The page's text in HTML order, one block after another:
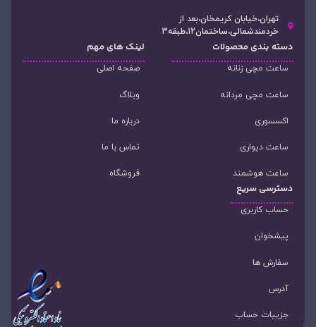
تهران،خیابان کریمخان،بعد از
خردمندشمالی،ساختمان12،طبقه3
دسته‌ بندی محصولات
ساعت مچی زنانه
ساعت مچی مردانه
اکسسوری
ساعت دیواری
ساعت هوشمند
لینک های مهم
صفحه اصلی
وبلاگ
درباره ما
تماس با ما
فروشگاه
دسترسی سریع
حساب کاربری
پیشخوان
سفارش ها
آدرس
جزییات حساب